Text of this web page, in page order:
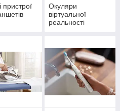
пристрої
Окуляри
віртуальної
реальності